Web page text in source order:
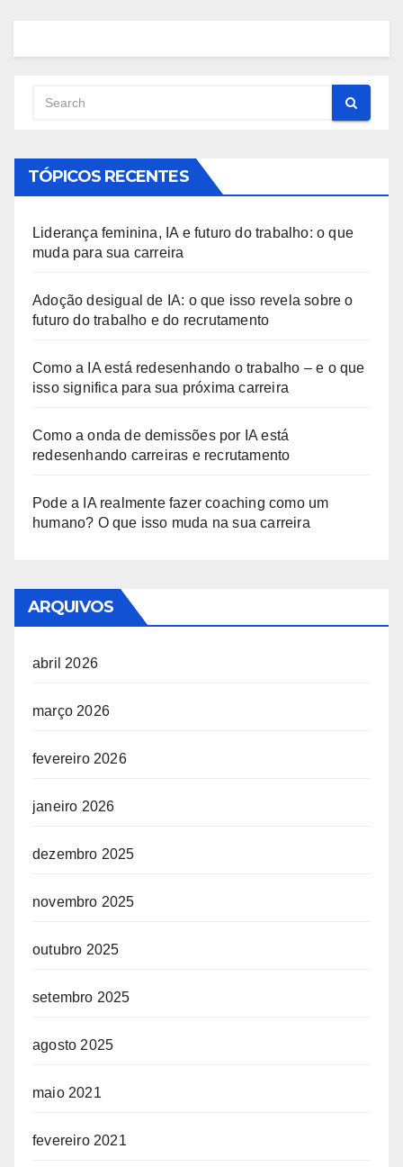
TÓPICOS RECENTES
Liderança feminina, IA e futuro do trabalho: o que
muda para sua carreira
Adoção desigual de IA: o que isso revela sobre o
futuro do trabalho e do recrutamento
Como a IA está redesenhando o trabalho – e o que
isso significa para sua próxima carreira
Como a onda de demissões por IA está
redesenhando carreiras e recrutamento
Pode a IA realmente fazer coaching como um
humano? O que isso muda na sua carreira
ARQUIVOS
abril 2026
março 2026
fevereiro 2026
janeiro 2026
dezembro 2025
novembro 2025
outubro 2025
setembro 2025
agosto 2025
maio 2021
fevereiro 2021